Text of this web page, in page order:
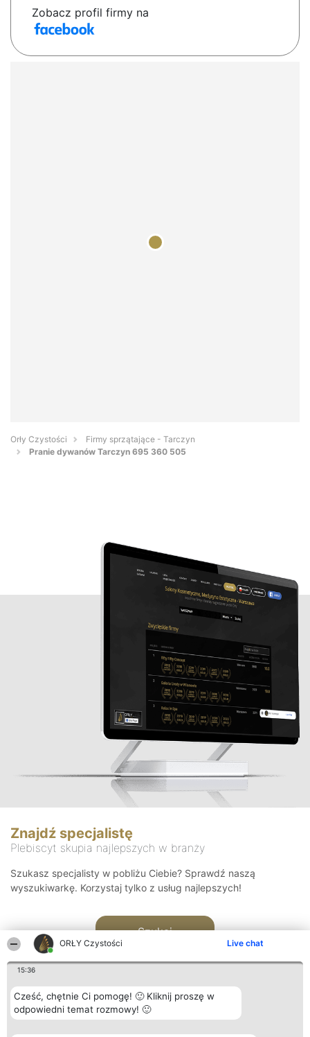
ORŁY Czystości Live chat
15:36
Cześć, chętnie Ci pomogę! 🙂 Kliknij proszę w
odpowiedni temat rozmowy! 🙂
Zobacz profil firmy na
Orły Czystości
Firmy sprzątające - Tarczyn
Pranie dywanów Tarczyn 695 360 505
Znajdź specjalistę
Plebiscyt skupia najlepszych w branży
Szukasz specjalisty w pobliżu Ciebie? Sprawdź naszą
wyszukiwarkę. Korzystaj tylko z usług najlepszych!
Szukaj
Organizator plebiscytu Plebiscyt Kontakt